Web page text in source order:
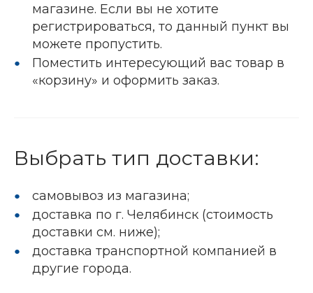
магазине. Если вы не хотите
регистрироваться, то данный пункт вы
можете пропустить.
Поместить интересующий вас товар в
«корзину» и оформить заказ.
Выбрать тип доставки:
самовывоз из магазина;
доставка по г. Челябинск (стоимость
доставки см. ниже);
доставка транспортной компанией в
другие города.